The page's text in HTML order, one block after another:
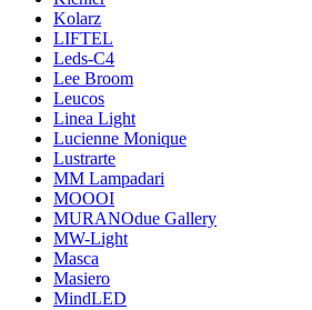
Kolarz
LIFTEL
Leds-C4
Lee Broom
Leucos
Linea Light
Lucienne Monique
Lustrarte
MM Lampadari
MOOOI
MURANOdue Gallery
MW-Light
Masca
Masiero
MindLED